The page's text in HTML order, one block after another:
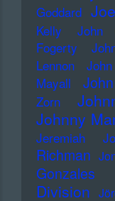
Goddard
Kelly
John
Fogerty
Lennon
Mayall
Zorn
Johnny
Jeremiah
Richman
Gonzales
Division